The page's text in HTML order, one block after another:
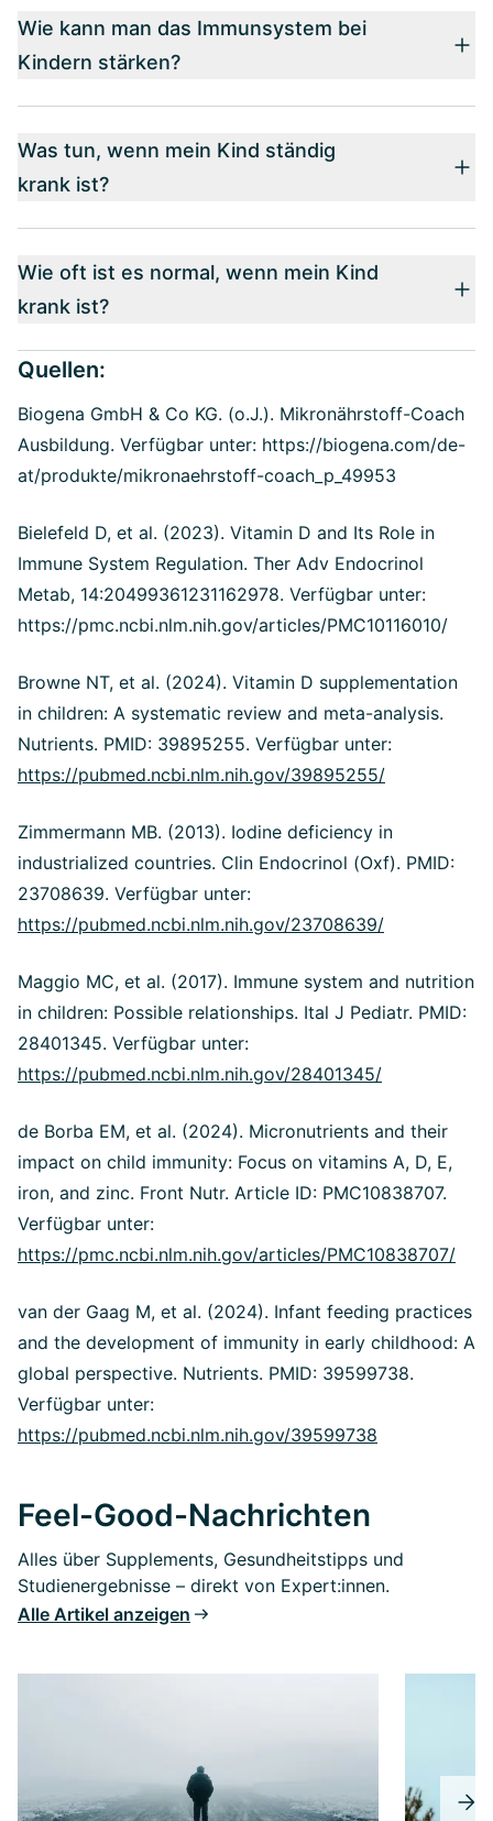
Wie kann man das Immunsystem bei
Kindern stärken?
Was tun, wenn mein Kind ständig
krank ist?
Wie oft ist es normal, wenn mein Kind
krank ist?
Quellen:
Biogena GmbH & Co KG. (o.J.). Mikronährstoff-Coach
Ausbildung. Verfügbar unter: https://biogena.com/de-
at/produkte/mikronaehrstoff-coach_p_49953
Bielefeld D, et al. (2023). Vitamin D and Its Role in
Immune System Regulation. Ther Adv Endocrinol
Metab, 14:20499361231162978. Verfügbar unter:
https://pmc.ncbi.nlm.nih.gov/articles/PMC10116010/
Browne NT, et al. (2024). Vitamin D supplementation
in children: A systematic review and meta-analysis.
Nutrients. PMID: 39895255. Verfügbar unter:
https://pubmed.ncbi.nlm.nih.gov/39895255/
Zimmermann MB. (2013). Iodine deficiency in
industrialized countries. Clin Endocrinol (Oxf). PMID:
23708639. Verfügbar unter:
https://pubmed.ncbi.nlm.nih.gov/23708639/
Maggio MC, et al. (2017). Immune system and nutrition
in children: Possible relationships. Ital J Pediatr. PMID:
28401345. Verfügbar unter:
https://pubmed.ncbi.nlm.nih.gov/28401345/
de Borba EM, et al. (2024). Micronutrients and their
impact on child immunity: Focus on vitamins A, D, E,
iron, and zinc. Front Nutr. Article ID: PMC10838707.
Verfügbar unter:
https://pmc.ncbi.nlm.nih.gov/articles/PMC10838707/
van der Gaag M, et al. (2024). Infant feeding practices
and the development of immunity in early childhood: A
global perspective. Nutrients. PMID: 39599738.
Verfügbar unter:
https://pubmed.ncbi.nlm.nih.gov/39599738
Feel-Good-Nachrichten
Alles über Supplements, Gesundheitstipps und
Studienergebnisse – direkt von Expert:innen.
Alle Artikel anzeigen